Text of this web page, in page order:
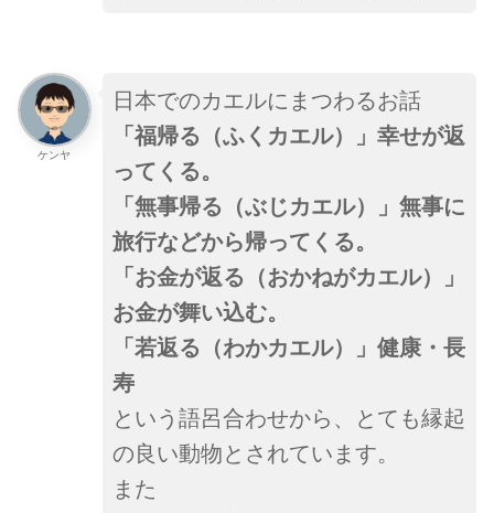
ケンヤ
日本でのカエルにまつわるお話
「福帰る（ふくカエル）」幸せが返
ってくる。
「無事帰る（ぶじカエル）」無事に
旅行などから帰ってくる。
「お金が返る（おかねがカエル）」
お金が舞い込む。
「若返る（わかカエル）」健康・長
寿
という語呂合わせから、とても縁起
の良い動物とされています。
また